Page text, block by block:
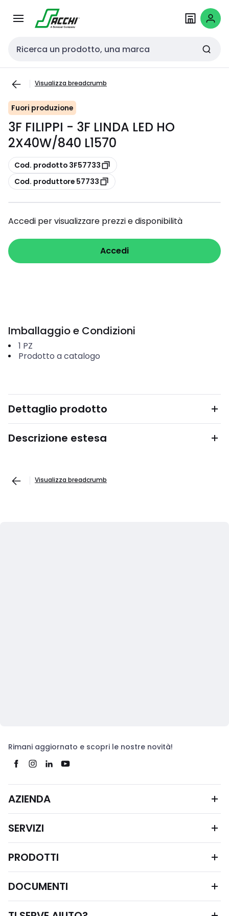
navigazionecontenuto
Cerca input
Visualizza breadcrumb
Fuori produzione
3F FILIPPI - 3F LINDA LED HO
2X40W/840 L1570
copia
Cod. prodotto 3F57733
copia
Cod. produttore 57733
Accedi per visualizzare prezzi e disponibilità
Accedi
Imballaggio e Condizioni
1 PZ
Prodotto a catalogo
Dettaglio prodotto
Descrizione estesa
Visualizza breadcrumb
Rimani aggiornato e scopri le nostre novità!
AZIENDA
SERVIZI
PRODOTTI
DOCUMENTI